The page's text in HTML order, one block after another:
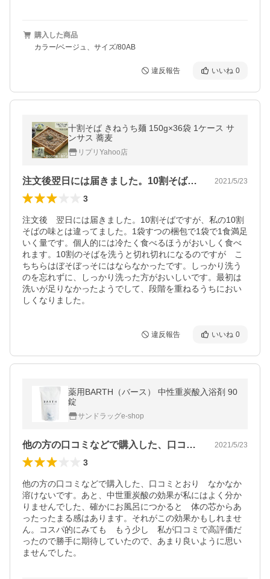
購入した商品
カラー/ベージュ、サイズ/80AB
違反報告 いいね 0
十割そば きねうち麺 150g×36袋 1ケース サ
ンサス 蕎麦
リプリYahoo店
注文後翌日には届きました。10割そばで… 2021/5/23
3
注文後　翌日には届きました。10割そばですが、私の10割
そばの味とは違ってました。1袋すつの梱包で1袋で1食満足
いく量です。個人的には冷たく食べるほうがおいしく食べ
れます。10割のそばを洗うと切れ切れになるのですが　こ
ちちらはぼそぼっそにはならなかったです。しっかり洗う
のを忘れずに、しっかり洗った方がおいしいです。最初は
洗いが足りなかったようでして、段階を重ねるうちにおい
しくなりました。
違反報告 いいね 0
薬用BARTH（バース） 中性重炭酸入浴剤 90
錠
サンドラッグe-shop
他の方の口コミなどで購入した、口コミと… 2021/5/23
3
他の方の口コミなどで購入した、口コミとおり　なかなか
溶けないです。あと、中世重炭酸の効果が私にはよく分か
りませんでした、確かにお風呂につかると　体の芯からあ
ったったまる感はあります。それがこの効果かもしれませ
ん。コスパ的にみても　もう少し　私が口コミで高評価だ
ったので勝手に期待していたので、あまり良いように思い
ませんでした。